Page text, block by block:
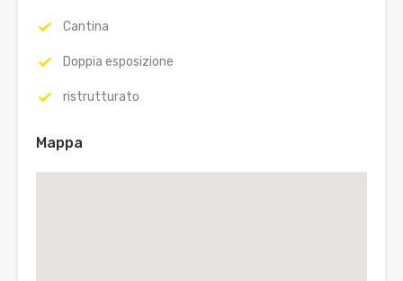
Cantina
Doppia esposizione
ristrutturato
Mappa